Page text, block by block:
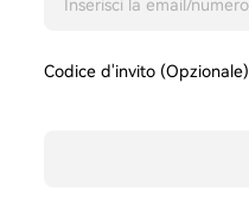
Codice d'invito (Opzionale)